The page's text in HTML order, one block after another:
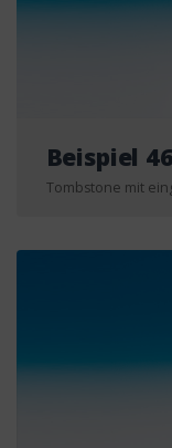
Beispiel 46
Tombstone mit